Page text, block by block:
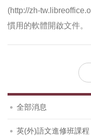
(http://zh-
慣用的軟體開啟文件。
全部消息
英(外)語文進修班課程